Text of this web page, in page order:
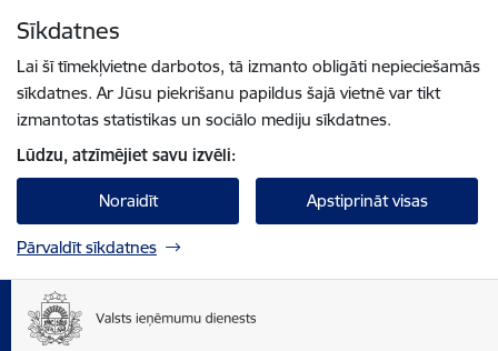
Sīkdatnes
Lai šī tīmekļvietne darbotos, tā izmanto obligāti nepieciešamās
sīkdatnes. Ar Jūsu piekrišanu papildus šajā vietnē var tikt
izmantotas statistikas un sociālo mediju sīkdatnes.
Lūdzu, atzīmējiet savu izvēli:
Noraidīt Apstiprināt visas
Pārvaldīt sīkdatnes